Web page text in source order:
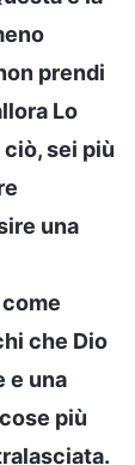
prendi
Lo
sei più
una
che Dio
e una
più